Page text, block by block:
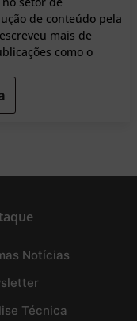
de conteúdo pela
mais de
como o
Notícias
Técnica